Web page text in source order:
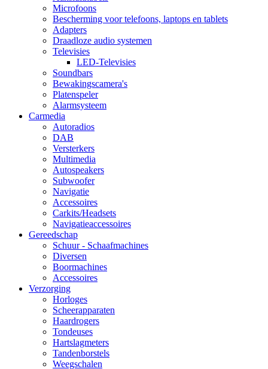
Microfoons
Bescherming voor telefoons, laptops en tablets
Adapters
Draadloze audio systemen
Televisies
LED-Televisies
Soundbars
Bewakingscamera's
Platenspeler
Alarmsysteem
Carmedia
Autoradios
DAB
Versterkers
Multimedia
Autospeakers
Subwoofer
Navigatie
Accessoires
Carkits/Headsets
Navigatieaccessoires
Gereedschap
Schuur - Schaafmachines
Diversen
Boormachines
Accessoires
Verzorging
Horloges
Scheerapparaten
Haardrogers
Tondeuses
Hartslagmeters
Tandenborstels
Weegschalen